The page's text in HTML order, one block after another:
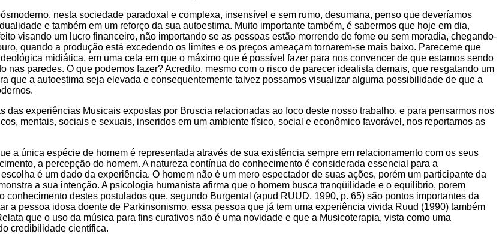
nesta sociedade paradoxal e complexa, insensível e sem rumo, desumana, penso que deveríamos
e também em um reforço da sua autoestima. Muito importante também, é sabermos que hoje em dia,
visando um lucro financeiro, não importando se as pessoas estão morrendo de fome ou sem moradia, chegando-
quando a produção está excedendo os limites e os preços ameaçam tornarem-se mais baixo. Pareceme que
midiática, em uma cela em que o máximo que é possível fazer para nos convencer de que estamos sendo
paredes. O que podemos fazer? Acredito, mesmo com o risco de parecer idealista demais, que resgatando um
que a autoestima seja elevada e consequentemente talvez possamos visualizar alguma possibilidade de que a
experiências Musicais expostas por Bruscia relacionadas ao foco deste nosso trabalho, e para pensarmos nos
mentais, sociais e sexuais, inseridos em um ambiente físico, social e econômico favorável, nos reportamos as
a única espécie de homem é representada através de sua existência sempre em relacionamento com os seus
a percepção do homem. A natureza contínua do conhecimento é considerada essencial para a
é um dado da experiência. O homem não é um mero espectador de suas ações, porém um participante da
a sua intenção. A psicologia humanista afirma que o homem busca tranqüilidade e o equilíbrio, porem
destes postulados que, segundo Burgental (apud RUUD, 1990, p. 65) são pontos importantes da
a pessoa idosa doente de Parkinsonismo, essa pessoa que já tem uma experiência vivida Ruud (1990) também
que o uso da música para fins curativos não é uma novidade e que a Musicoterapia, vista como uma
credibilidade científica.